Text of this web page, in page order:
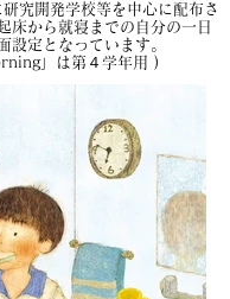
究開発学校等を中心に配布さ
床から就寝までの自分の一日
設定となっています。
」は第４学年用 )